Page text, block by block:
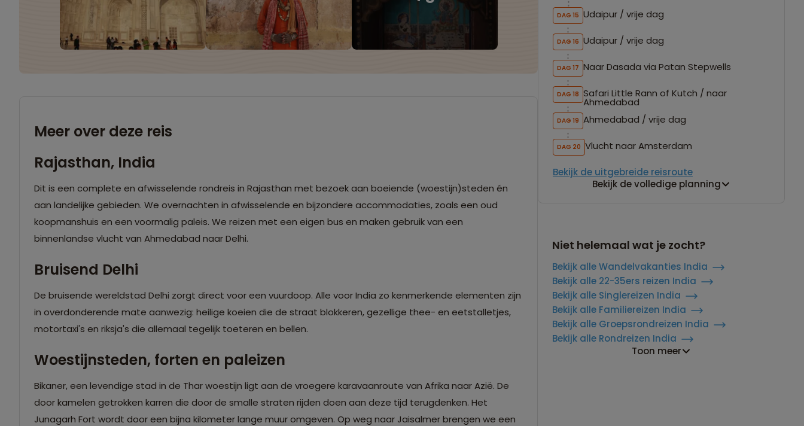
Meer over deze reis
Rajasthan, India
Dit is een complete en afwisselende rondreis in Rajasthan met bezoek aan boeiende (woestijn)steden én
aan landelijke gebieden. We overnachten in afwisselende en bijzondere accommodaties, zoals een oud
koopmanshuis en een voormalig paleis. We reizen met een eigen bus en maken gebruik van een
binnenlandse vlucht van Ahmedabad naar Delhi.
Bruisend Delhi
De bruisende wereldstad Delhi zorgt direct voor een vuurdoop. Alle voor India zo kenmerkende elementen zijn
in overdonderende mate aanwezig: heilige koeien die de straat blokkeren, gezellige thee- en eetstalletjes,
motortaxi's en riksja's die allemaal tegelijk toeteren en bellen.
Woestijnsteden, forten en paleizen
Bikaner, een levendige stad in de Thar woestijn ligt aan de vroegere karavaanroute van Afrika naar Azië. De
door kamelen getrokken karren die door de smalle straten rijden doen aan deze tijd terugdenken. Het
Junagarh Fort wordt door een bijna kilometer lange muur omgeven. Op weg naar Jaisalmer brengen we een
DAG 15 Udaipur / vrije dag
DAG 16 Udaipur / vrije dag
DAG 17 Naar Dasada via Patan Stepwells
DAG 18 Safari Little Rann of Kutch / naar
Ahmedabad
DAG 19 Ahmedabad / vrije dag
DAG 20 Vlucht naar Amsterdam
Bekijk de uitgebreide reisroute
Bekijk de volledige planning
Niet helemaal wat je zocht?
Bekijk alle Wandelvakanties India
Bekijk alle 22-35ers reizen India
Bekijk alle Singlereizen India
Bekijk alle Familiereizen India
Bekijk alle Groepsrondreizen India
Bekijk alle Rondreizen India
Toon meer